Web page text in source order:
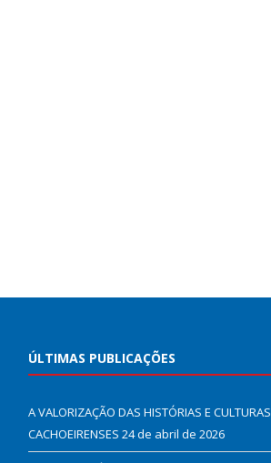
ÚLTIMAS PUBLICAÇÕES
A VALORIZAÇÃO DAS HISTÓRIAS E CULTURAS
CACHOEIRENSES 24 de abril de 2026